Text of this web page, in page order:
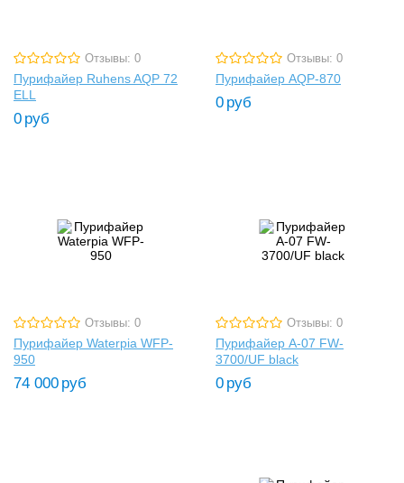
Отзывы: 0
Пурифайер Ruhens AQP 72
ELL
0 руб
Отзывы: 0
Пурифайер AQP-870
0 руб
Отзывы: 0
Пурифайер Waterpia WFP-
950
74 000 руб
Отзывы: 0
Пурифайер A-07 FW-
3700/UF black
0 руб